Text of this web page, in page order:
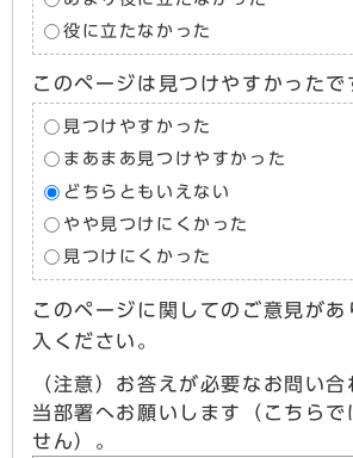
役に立たなかった
このページは見つけやすかったで
見つけやすかった
まあまあ見つけやすかった
どちらともいえない
やや見つけにくかった
見つけにくかった
このページに関してのご意見が
入ください。
（注意）お答えが必要なお問い
当部署へお願いします（こちらで
せん）。